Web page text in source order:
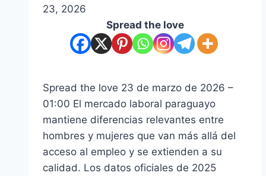
23, 2026
Spread the love
Spread the love 23 de marzo de 2026 –
01:00 El mercado laboral paraguayo
mantiene diferencias relevantes entre
hombres y mujeres que van más allá del
acceso al empleo y se extienden a su
calidad. Los datos oficiales de 2025